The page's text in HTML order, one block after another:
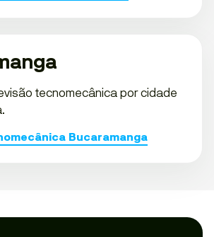
tecnomecânica por cidade
Bucaramanga